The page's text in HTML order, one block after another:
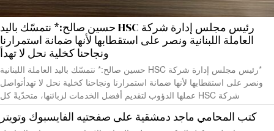
رئيس مجلس إدارة شركة HSC حسين صالح:* نتمسّك باليد
العاملة اللبنانية ونصر على استقطابها لأنها ضمانة استمرارنا
ونجاحنا كخلية نحل لا تهدأ
*رئيس مجلس إدارة شركة HSC حسين صالح:* نتمسّك باليد العاملة اللبنانية
ونصر على استقطابها لأنها ضمانة استمرارنا ونجاحنا كخلية نحل لا تهدأتواصل
شركة HSC عملها الدؤوب لتقديم أفضل الخدمات لزبائنها، متحدّيةً كل
كتب المحامي ماجد دمشقية على صفحتيه الفايسبوك وتويتر